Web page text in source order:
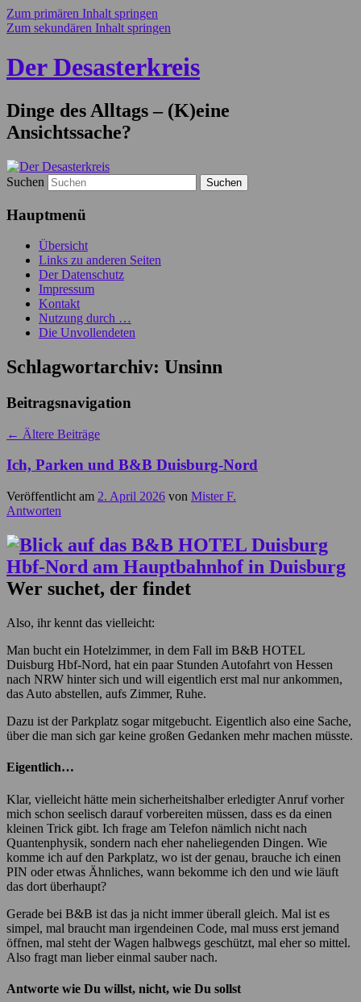
Zum primären Inhalt springen
Zum sekundären Inhalt springen
Der Desasterkreis
Dinge des Alltags – (K)eine
Ansichtssache?
Suchen
Hauptmenü
Übersicht
Links zu anderen Seiten
Der Datenschutz
Impressum
Kontakt
Nutzung durch …
Die Unvollendeten
Schlagwortarchiv: Unsinn
Beitragsnavigation
← Ältere Beiträge
Ich, Parken und B&B Duisburg-Nord
Veröffentlicht am 2. April 2026 von Mister F.
Antworten
Wer suchet, der findet
Also, ihr kennt das vielleicht:
Man bucht ein Hotelzimmer, in dem Fall im B&B HOTEL
Duisburg Hbf-Nord, hat ein paar Stunden Autofahrt von Hessen
nach NRW hinter sich und will eigentlich erst mal nur ankommen,
das Auto abstellen, aufs Zimmer, Ruhe.
Dazu ist der Parkplatz sogar mitgebucht. Eigentlich also eine Sache,
über die man sich gar keine großen Gedanken mehr machen müsste.
Eigentlich…
Klar, vielleicht hätte mein sicherheitshalber erledigter Anruf vorher
mich schon seelisch darauf vorbereiten müssen, dass es da einen
kleinen Trick gibt. Ich frage am Telefon nämlich nicht nach
Quantenphysik, sondern nach eher naheliegenden Dingen. Wie
komme ich auf den Parkplatz, wo ist der genau, brauche ich einen
PIN oder etwas Ähnliches, wann bekomme ich den und wie läuft
das dort überhaupt?
Gerade bei B&B ist das ja nicht immer überall gleich. Mal ist es
simpel, mal braucht man irgendeinen Code, mal muss erst jemand
öffnen, mal steht der Wagen halbwegs geschützt, mal eher so mittel.
Also fragt man lieber einmal sauber nach.
Antworte wie Du willst, nicht, wie Du sollst